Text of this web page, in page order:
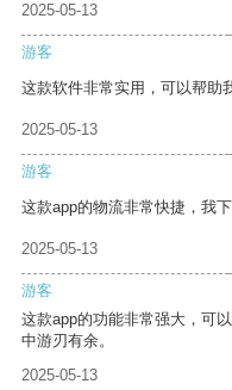
2025-05-13
游客
这款软件非常实用，可以帮助
2025-05-13
游客
这款app的物流非常快捷，我
2025-05-13
游客
这款app的功能非常强大，可
中游刃有余。
2025-05-13